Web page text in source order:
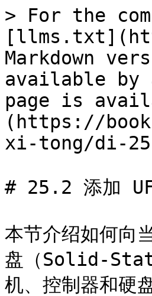
> For the
Markdown
available by
page is
(https://
xi-tong/di-
# 25.2 添加
本节介绍如何向
盘（Solid-
机、控制器和硬